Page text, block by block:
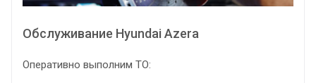
Обслуживание Hyundai Azera
Оперативно выполним ТО: